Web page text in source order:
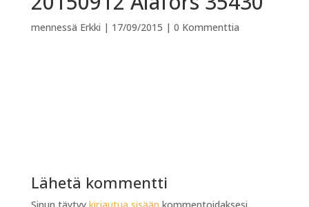
mennessä Erkki | 17/09/2015 | 0 Kommenttia
Lähetä kommentti